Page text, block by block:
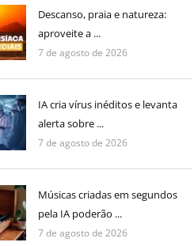
Descanso, praia e natureza:
aproveite a ...
7 de agosto de 2026
IA cria vírus inéditos e levanta
alerta sobre ...
7 de agosto de 2026
Músicas criadas em segundos
pela IA poderão ...
7 de agosto de 2026